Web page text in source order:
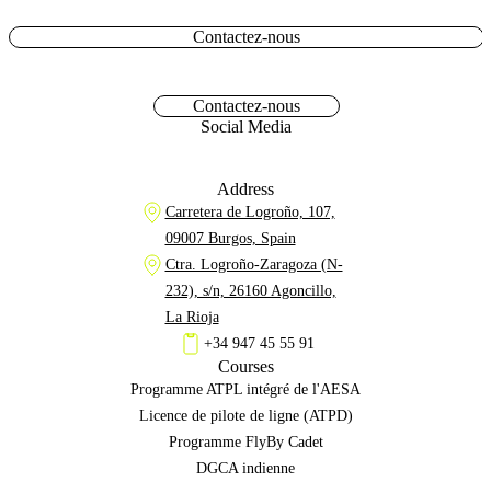
Contactez-nous
Contactez-nous
Social Media
Address
Carretera de Logroño, 107,
09007 Burgos, Spain
Ctra. Logroño-Zaragoza (N-
232), s/n, 26160 Agoncillo,
La Rioja
+34 947 45 55 91
Courses
Programme ATPL intégré de l'AESA
Licence de pilote de ligne (ATPD)
Programme FlyBy Cadet
DGCA indienne